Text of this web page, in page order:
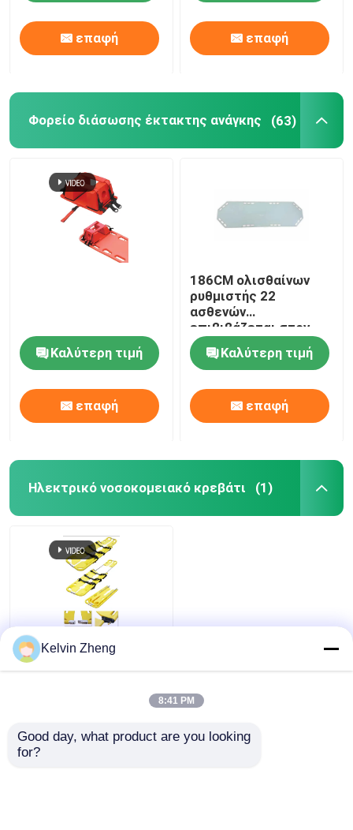
επαφή επαφή
Φορείο διάσωσης έκτακτης ανάγκης (63)
Καλύτερη τιμή
επαφή
186CM ολισθαίνων
ρυθμιστής 22
ασθενών
επιβιβάζεται στον
πτυσσόμενο καμβά
φορείων διάσωσης
έκτακτης ανάγκης
ασθενοφόρων
Καλύτερη τιμή
επαφή
Ηλεκτρικό νοσοκομειακό κρεβάτι (1)
Υπερ- ελαφρύ βάρος
Καλή απορρόφηση
εξελιγμένη εμφάνιση
Kelvin Zheng
8:41 PM
Good day, what product are you looking
for?